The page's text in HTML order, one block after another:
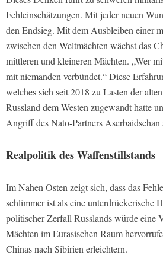
Fehleinschätzungen. Mit jeder neuen
den Endsieg. Mit dem Ausbleiben einer
zwischen den Weltmächten wächst das
mittleren und kleineren Mächten. „Wer
mit niemanden verbündet.“ Diese
welches sich seit 2018 zu Lasten der
Russland dem Westen zugewandt hatte
Angriff des Nato-Partners Aserbaidschan
Realpolitik des Waffenstillstands
Im Nahen Osten zeigt sich, dass das
schlimmer ist als eine unterdrückerische
politischer Zerfall Russlands würde eine
Mächten im Eurasischen Raum
Chinas nach Sibirien erleichtern.